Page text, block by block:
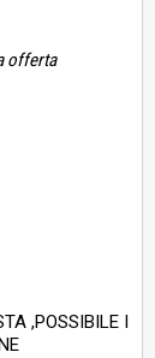
offerta
,POSSIBILE I